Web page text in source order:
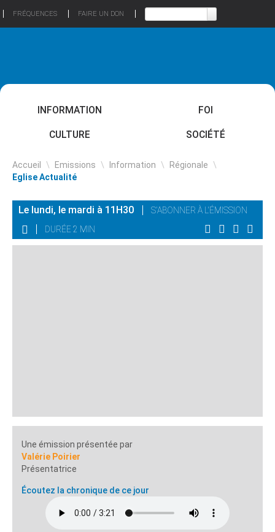
FRÉQUENCES FAIRE UN DON
INFORMATION FOI
CULTURE SOCIÉTÉ
Accueil \ Emissions \ Information \ Régionale \
Eglise Actualité
Le lundi, le mardi à 11H30
S'ABONNER À L'ÉMISSION
DURÉE 2 MIN
Une émission présentée par
Valérie Poirier
Présentatrice
Écoutez la chronique de ce jour